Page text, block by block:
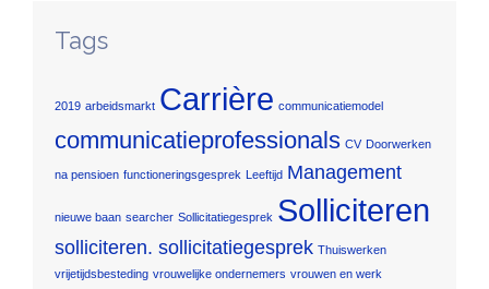
Tags
2019 arbeidsmarkt Carrière communicatiemodel
communicatieprofessionals CV Doorwerken
na pensioen functioneringsgesprek Leeftijd Management
nieuwe baan searcher Sollicitatiegesprek Solliciteren
solliciteren. sollicitatiegesprek Thuiswerken
vrijetijdsbesteding vrouwelijke ondernemers vrouwen en werk